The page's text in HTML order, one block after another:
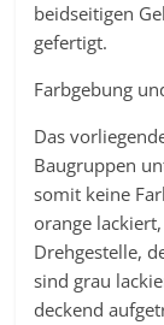
beidseitigen
gefertigt.
Farbgebung
Das
Baugruppen
somit keine
orange
Drehgestelle,
sind grau
deckend